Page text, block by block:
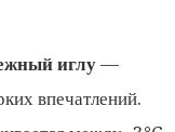
иглу —
впечатлений.